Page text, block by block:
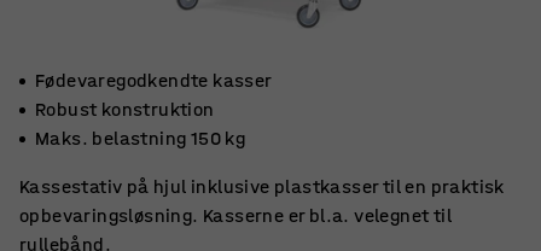
Fødevaregodkendte kasser
Robust konstruktion
Maks. belastning 150 kg
Kassestativ på hjul inklusive plastkasser til en praktisk
opbevaringsløsning. Kasserne er bl.a. velegnet til
rullebånd.